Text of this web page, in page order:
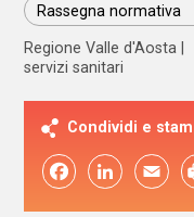
Rassegna normativa
Regione Valle d'Aosta
servizi sanitari
Condividi e
FacebookLinkedIn Email